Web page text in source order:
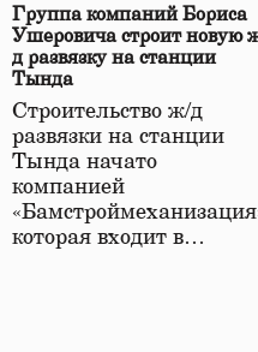
Группа компаний Бориса
Ушеровича строит новую
д развязку на станции
Тында
Строительство ж/д
развязки на станции
Тында начато
компанией
которая входит в…